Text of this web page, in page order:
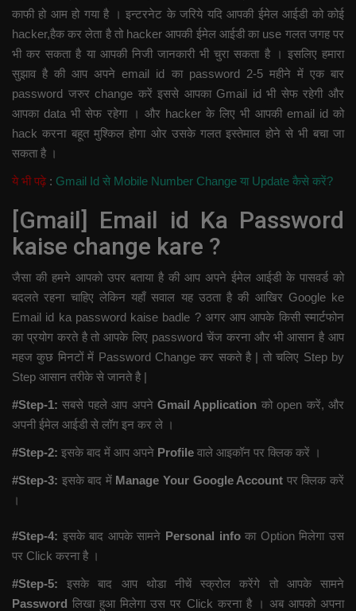
काफी हो आम हो गया है । इन्टरनेट के जरिये यदि आपकी ईमेल आईडी को कोई
hacker,हैक कर लेता है तो hacker आपकी ईमेल आईडी का use गलत जगह पर
भी कर सकता है या आपकी निजी जानकारी भी चुरा सकता है । इसलिए हमारा
सुझाव है की आप अपने email id का password 2-5 महीने में एक बार
password जरुर change करें इससे आपका Gmail id भी सेफ रहेगी और
आपका data भी सेफ रहेगा । और hacker के लिए भी आपकी email id को
hack करना बहूत मुश्किल होगा ओर उसके गलत इस्तेमाल होने से भी बचा जा
सकता है ।
ये भी पढ़े : Gmail Id से Mobile Number Change या Update कैसे करें?
[Gmail] Email id Ka Password
kaise change kare ?
जैसा की हमने आपको उपर बताया है की आप अपने ईमेल आईडी के पासवर्ड को
बदलते रहना चाहिए लेकिन यहाँ सवाल यह उठता है की आखिर Google ke
Email id ka password kaise badle ? अगर आप आपके किसी स्मार्टफोन
का प्रयोग करते है तो आपके लिए password चेंज करना और भी आसान है आप
महज कुछ मिनटों में Password Change कर सकते है | तो चलिए Step by
Step आसान तरीके से जानते है |
#Step-1: सबसे पहले आप अपने Gmail Application को open करें, और
अपनी ईमेल आईडी से लॉग इन कर ले ।
#Step-2: इसके बाद में आप अपने Profile वाले आइकॉन पर क्लिक करें ।
#Step-3: इसके बाद में Manage Your Google Account पर क्लिक करें
।
#Step-4: इसके बाद आपके सामने Personal infoका Option मिलेगा उस
पर Click करना है ।
#Step-5: इसके बाद आप थोडा नीचें स्क्रोल करेंगे तो आपके सामने
Password लिखा हुआ मिलेगा उस पर Click करना है । अब आपको अपना